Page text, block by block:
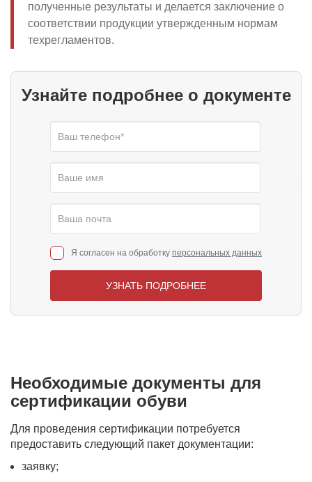
полученные результаты и делается заключение о
соответствии продукции утвержденным нормам
техрегламентов.
Узнайте подробнее о документе
Я согласен на обработку персональных данных
УЗНАТЬ ПОДРОБНЕЕ
Необходимые документы для
сертификации обуви
Для проведения сертификации потребуется
предоставить следующий пакет документации:
заявку;